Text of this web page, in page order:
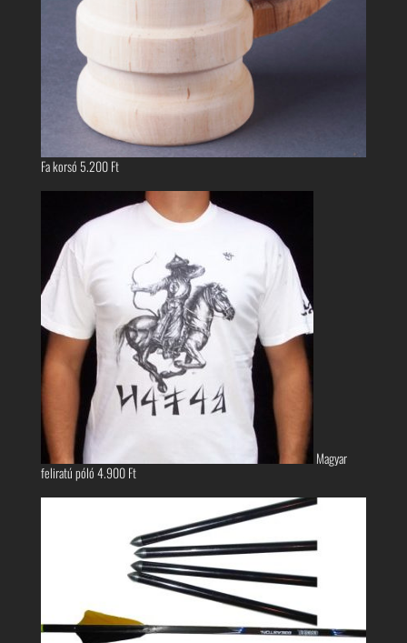
Fa korsó 5.200Ft
Magyar
feliratú póló4.900Ft